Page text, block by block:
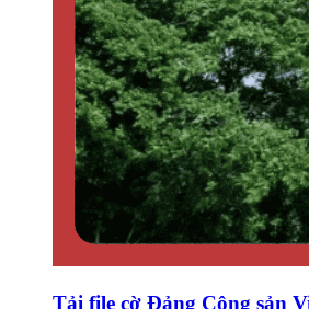
Tải file cờ Đảng Cộng sản